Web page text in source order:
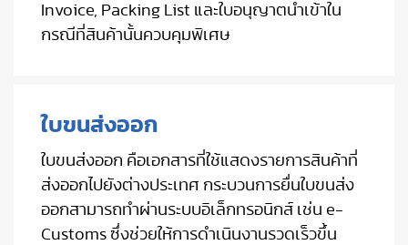
Invoice, Packing List และใบอนุญาตนำเข้าใน
กรณีที่สินค้านั้นควบคุมพิเศษ
ใบขนส่งออก
ใบขนส่งออก คือเอกสารที่ใช้แสดงรายการสินค้าที่
ส่งออกไปยังต่างประเทศ กระบวนการยื่นใบขนส่ง
ออกสามารถทำผ่านระบบอิเล็กทรอนิกส์ เช่น e-
Customs ซึ่งช่วยให้การดำเนินงานรวดเร็วขึ้น